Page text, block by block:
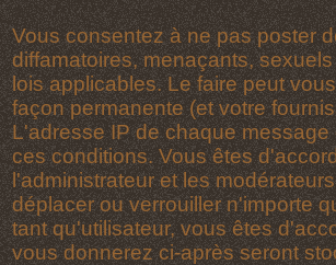
Vous consentez à ne pas poster
diffamatoires, menaçants,
lois applicables. Le faire peut
façon permanente (et votre
L'adresse IP de chaque
ces conditions. Vous êtes
l'administrateur et les
déplacer ou verrouiller n'importe
tant qu'utilisateur, vous êtes
vous donnerez ci-après seront